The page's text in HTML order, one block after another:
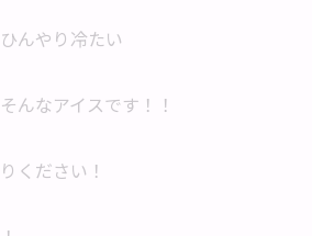
んやり冷たい
んなアイスです！！
ください！